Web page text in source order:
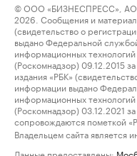
© ООО «БИЗНЕСПРЕСС»,
2026. Сообщения и
(свидетельство о
выдано Федеральной
информационных
(Роскомнадзор) 09.12.2015
издания «РБК»
информации выдано
информационных
(Роскомнадзор) 03.12.2021
сопровождаются пометкой
Владельцем сайта является